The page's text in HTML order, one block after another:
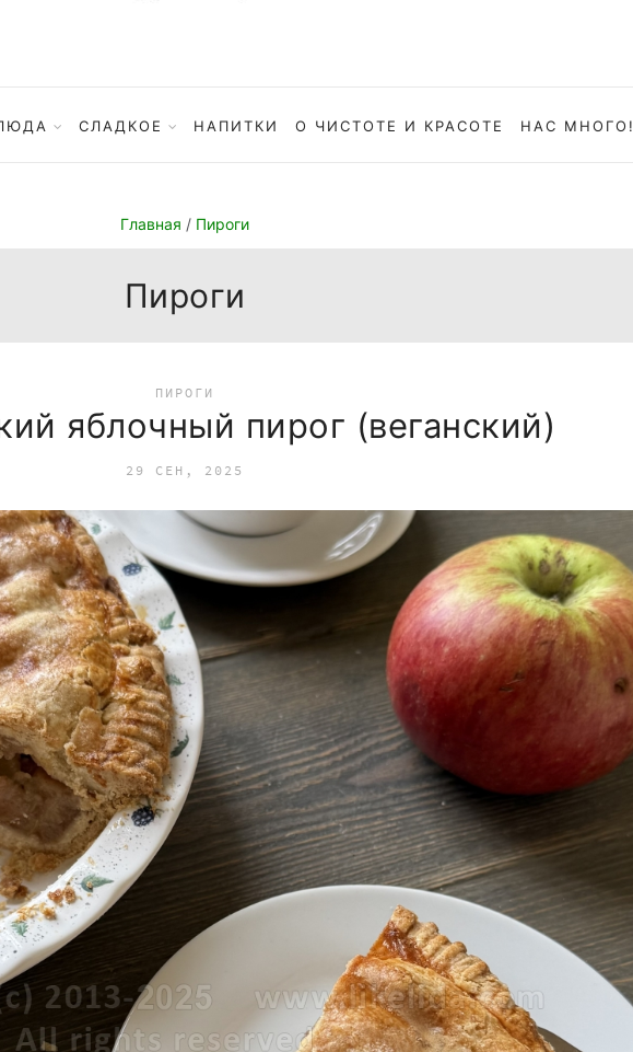
СЛАДКОЕ НАПИТКИ О ЧИСТОТЕ И КРАСОТЕ НАС МНОГО!
Главная / Пироги
Пироги
ПИРОГИ
яблочный пирог (веганский)
29 СЕН, 2025